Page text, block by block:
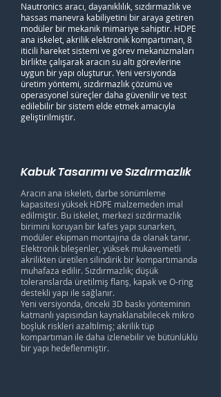
Nautronics aracı, dayanıklılık, sızdırmazlık ve
hassas manevra kabiliyetini bir araya getiren
modüler bir mekanik mimariye sahiptir. HDPE
ana iskelet, akrilik elektronik kompartıman, 8
iticili hareket sistemi ve görev mekanizmaları
birlikte çalışarak aracın su altı görevlerine
uygun bir yapı oluşturur. Yeni versiyonda
üretim yöntemi, sızdırmazlık çözümü ve
operasyonel süreçler daha güvenilir ve test
edilebilir bir sistem elde etmek amacıyla
geliştirilmiştir.
Kabuk Tasarımı ve Sızdırmazlık
Aracın ana iskeleti, darbe sönümleme
kapasitesi yüksek HDPE malzemeden imal
edilmiştir. Bu iskelet, merkezi sızdırmazlık
birimini koruyan bir kafes yapı sunarken,
modüler ekipman montajına da olanak tanır.
Elektronik bileşenler, yüksek mukavemetli
akrilikten üretilen silindirik bir kompartımanda
muhafaza edilir. Sızdırmazlık; düşük
toleranslarda üretilmiş flanş, kapak ve O-ring
destekli yapı ile sağlanır.
Yeni versiyonda, önceki 3D baskı yönteminin
katmanlı yapısından kaynaklanabilecek mikro
boşluk riskleri azaltılmış; akrilik tüp
kompartıman ile daha izlenebilir ve bütünlüklü
bir yapı hedeflenmiştir.